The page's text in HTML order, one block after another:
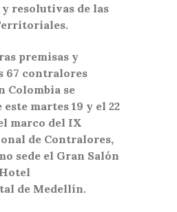
resolutivas de las
premisas y
67 contralores
Colombia se
martes 19 y el 22
marco del IX
de Contralores,
sede el Gran Salón
de Medellín.